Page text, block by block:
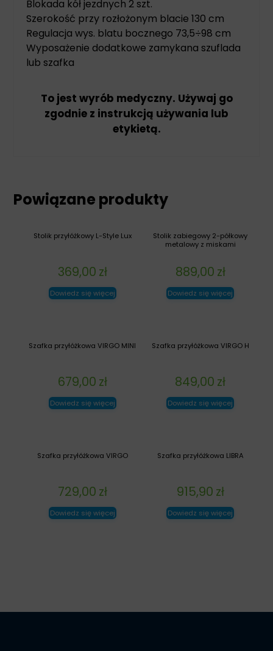
Blokada kół jezdnych 2 szt.
Szerokość przy rozłożonym blacie 130 cm
Regulacja wys. blatu bocznego 73,5÷98 cm
Wyposażenie dodatkowe zamykana szuflada
lub szafka
To jest wyrób medyczny. Używaj go
zgodnie z instrukcją używania lub
etykietą.
Powiązane produkty
Stolik zabiegowy 2-półkowy
metalowy z miskami
889,00 zł
Dowiedz się więcej
Stolik przyłóżkowy L-Style Lux
369,00 zł
Dowiedz się więcej
Szafka przyłóżkowa VIRGO H
849,00 zł
Dowiedz się więcej
Szafka przyłóżkowa VIRGO MINI
679,00 zł
Dowiedz się więcej
Szafka przyłóżkowa LIBRA
915,90 zł
Dowiedz się więcej
Szafka przyłóżkowa VIRGO
729,00 zł
Dowiedz się więcej